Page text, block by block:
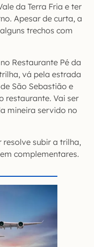
da Terra Fria e ter
Apesar de curta, a
trechos com
Restaurante Pé da
vá pela estrada
São Sebastião e
restaurante. Vai ser
mineira servido no
subir a trilha,
complementares.